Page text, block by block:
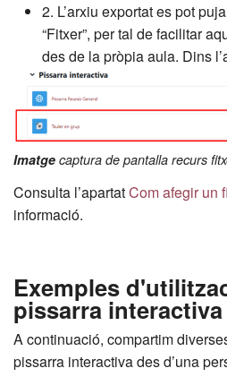
2. L’arxiu exportat es pot
“Fitxer”, per tal de facilitar
des de la pròpia aula. Dins
Imatge captura de pantalla recurs
Consulta l’apartatCom afegir un
informació.
Exemples
pissarra interactiva
A continuació, compartim
pissarra interactiva des d’una